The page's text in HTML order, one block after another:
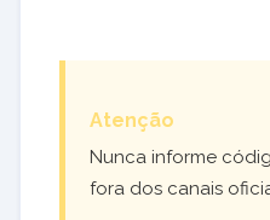
Atenção
Nunca informe
fora dos canais